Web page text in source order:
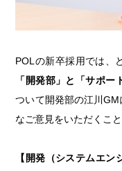
POLの新卒採用では、
「開発部」と「サポー
ついて開発部の江川
なご意見をいただくこ
【開発（システムエ